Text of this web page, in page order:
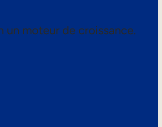
moteur de croissance.